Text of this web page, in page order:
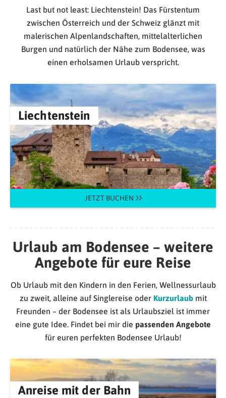
Last but not least: Liechtenstein! Das Fürstentum
zwischen Österreich und der Schweiz glänzt mit
malerischen Alpenlandschaften, mittelalterlichen
Burgen und natürlich der Nähe zum Bodensee, was
einen erholsamen Urlaub verspricht.
Liechtenstein
JETZT BUCHEN
Urlaub am Bodensee – weitere
Angebote für eure Reise
Ob Urlaub mit den Kindern in den Ferien, Wellnessurlaub
zu zweit, alleine auf Singlereise oder Kurzurlaubmit
Freunden – der Bodensee ist als Urlaubsziel ist immer
eine gute Idee. Findet bei mir die passenden Angebote
für euren perfekten Bodensee Urlaub!
Anreise mit der Bahn